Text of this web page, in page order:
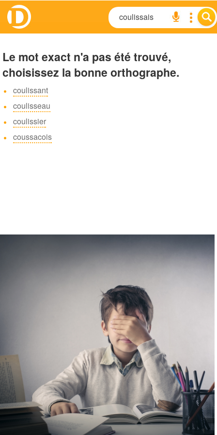
Le mot exact n'a pas été trouvé,
choisissez la bonne orthographe.
coulissant
coulisseau
coulissier
coussacois